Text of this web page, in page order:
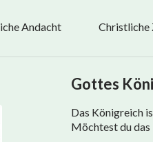
Andacht Christliche
Gottes
Das Königreich
Möchtest du